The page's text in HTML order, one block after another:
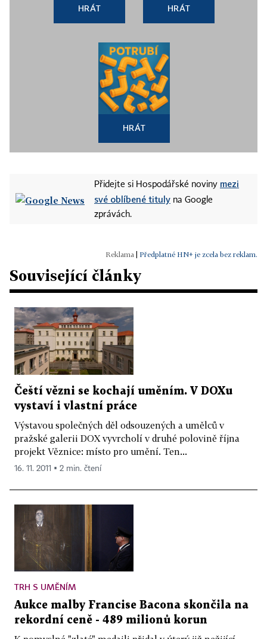
HRÁT HRÁT
HRÁT
Přidejte si Hospodářské noviny mezi
své oblíbené tituly na Google
zprávách.
Předplatné HN+ je zcela bez reklam.
Související články
Čeští vězni se kochají uměním. V DOXu
vystaví i vlastní práce
Výstavou společných děl odsouzených a umělců v
pražské galerii DOX vyvrcholí v druhé polovině října
projekt Věznice: místo pro umění. Ten...
16. 11. 2011 ▪ 2 min. čtení
TRH S UMĚNÍM
Aukce malby Francise Bacona skončila na
rekordní ceně - 489 milionů korun